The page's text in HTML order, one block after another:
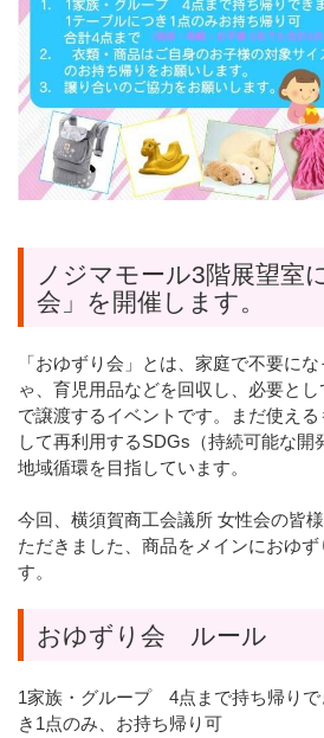
ノジマモール3階展望室
会」を開催します。
「おゆずり会」とは、家庭で不要に
ゃ、育児用品などを回収し、必要と
で譲渡するイベントです。まだ使え
して再利用するSDGs（持続可能な開
地域循環を目指しています。
今回、横須賀商工会議所 女性会の皆
ただきました、商品をメインにおゆ
す。
おゆずり会 ルール
1家族・グループ 4点まで持ち帰りで
き1点のみ、お持ち帰り可